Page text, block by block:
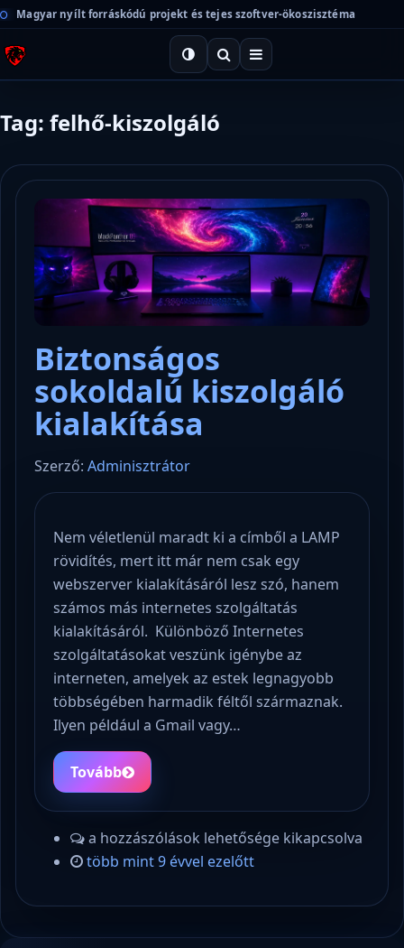
Magyar nyílt forráskódú projekt és tejes szoftver-ökoszisztéma
Tag: felhő-kiszolgáló
Biztonságos
sokoldalú kiszolgáló
kialakítása
Szerző: Adminisztrátor
Nem véletlenül maradt ki a címből a LAMP
rövidítés, mert itt már nem csak egy
webszerver kialakításáról lesz szó, hanem
számos más internetes szolgáltatás
kialakításáról. Különböző Internetes
szolgáltatásokat veszünk igénybe az
interneten, amelyek az estek legnagyobb
többségében harmadik féltől származnak.
Ilyen például a Gmail vagy…
Tovább
a hozzászólások lehetősége kikapcsolva
több mint 9 évvel ezelőtt